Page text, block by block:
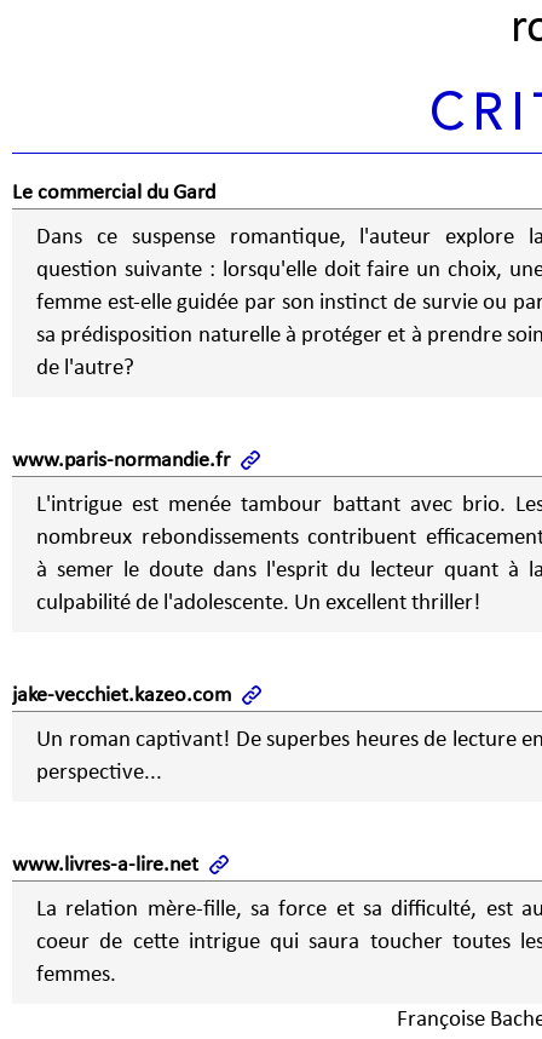
Le commercial du Gard
Dans ce suspense romantique, l'auteur explore
question suivante : lorsqu'elle doit faire un choix,
femme est-elle guidée par son instinct de survie ou
sa prédisposition naturelle à protéger et à prendre
de l'autre?
www.paris-normandie.fr
L'intrigue est menée tambour battant avec brio.
nombreux rebondissements contribuent
à semer le doute dans l'esprit du lecteur quant à
culpabilité de l'adolescente. Un excellent thriller!
jake-vecchiet.kazeo.com
Un roman captivant! De superbes heures de lecture
perspective...
www.livres-a-lire.net
La relation mère-fille, sa force et sa difficulté, est
coeur de cette intrigue qui saura toucher toutes
femmes.
Françoise